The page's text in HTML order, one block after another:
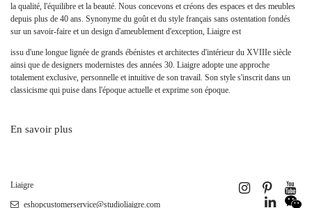
la qualité, l'équilibre et la beauté. Nous concevons et créons des espaces et des meubles
depuis plus de 40 ans. Synonyme du goût et du style français sans ostentation fondés
sur un savoir-faire et un design d'ameublement d'exception, Liaigre est
issu d'une longue lignée de grands ébénistes et architectes d'intérieur du XVIIIe siècle
ainsi que de designers modernistes des années 30. Liaigre adopte une approche
totalement exclusive, personnelle et intuitive de son travail. Son style s'inscrit dans un
classicisme qui puise dans l'époque actuelle et exprime son époque.
En savoir plus
Liaigre
eshopcustomerservice@studioliaigre.com